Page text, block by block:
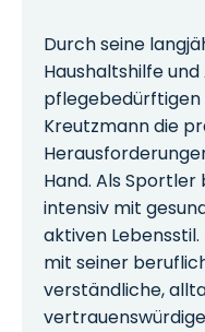
Durch seine
Haushaltshilfe
Kreutzmann die
Hand. Als
intensiv mit
aktiven
mit seiner
verständliche,